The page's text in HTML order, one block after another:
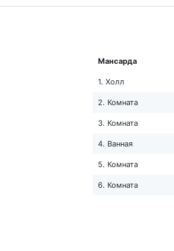
Мансарда
1. Холл
2. Комната
3. Комната
4. Ванная
5. Комната
6. Комната